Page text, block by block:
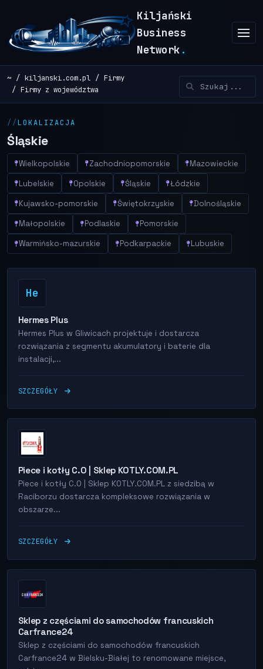
Kiljański
Business
Network .
~ kiljanski.com.pl
Firmy
Firmy z województwa
LOKALIZACJA
Śląskie
Wielkopolskie Zachodniopomorskie Mazowieckie
Lubelskie Opolskie Śląskie Łódzkie
Kujawsko-pomorskie Świętokrzyskie Dolnośląskie
Małopolskie Podlaskie Pomorskie
Warmińsko-mazurskie Podkarpackie Lubuskie
He
Hermes Plus
Hermes Plus w Gliwicach projektuje i dostarcza
rozwiązania z segmentu akumulatory i baterie dla
instalacji,...
SZCZEGÓŁY
Piece i kotły C.O | Sklep KOTLY.COM.PL
Piece i kotły C.O | Sklep KOTLY.COM.PL z siedzibą w
Raciborzu dostarcza kompleksowe rozwiązania w
obszarze...
SZCZEGÓŁY
Sklep z częściami do samochodów francuskich
Carfrance24
Sklep z częściami do samochodów francuskich
Carfrance24 w Bielsku-Białej to renomowane miejsce,